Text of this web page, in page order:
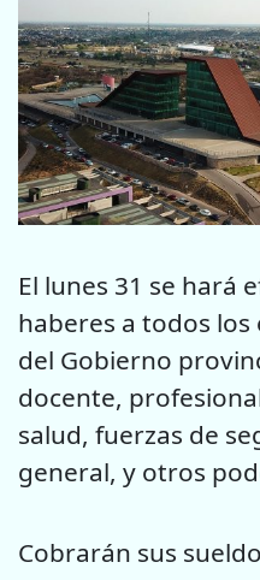
El lunes 31 se hará
haberes a todos
del Gobierno
docente,
salud, fuerzas de
general, y otros
Cobrarán sus